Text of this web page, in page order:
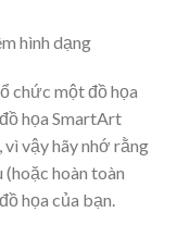
chức một đồ họa
họa SmartArt
vậy hãy nhớ rằng
(hoặc hoàn toàn
họa của bạn.